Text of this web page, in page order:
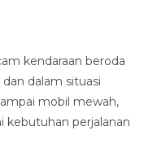
kendaraan beroda
dalam situasi
mobil mewah,
kebutuhan perjalanan